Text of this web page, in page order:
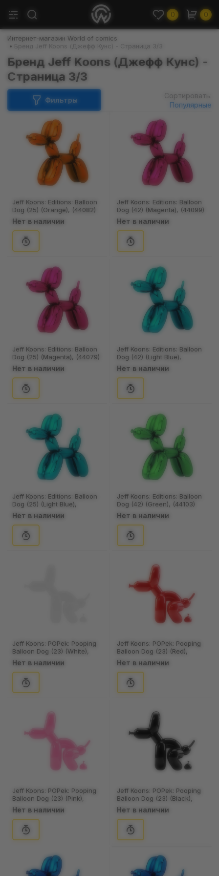
0 0
Интернет-магазин World of comics
Бренд Jeff Koons (Джефф Кунс) - Страница 3/3
Бренд Jeff Koons (Джефф Кунс) -
Страница 3/3
Фильтры
Сортировать:
Популярные
Jeff Koons: Editions: Balloon
Dog (25) (Orange), (44082)
Нет в наличии
Jeff Koons: Editions: Balloon
Dog (42) (Magenta), (44099)
Нет в наличии
Jeff Koons: Editions: Balloon
Dog (25) (Magenta), (44079)
Нет в наличии
Jeff Koons: Editions: Balloon
Dog (42) (Light Blue),
(44098)
Нет в наличии
Jeff Koons: Editions: Balloon
Dog (25) (Light Blue),
(44078)
Нет в наличии
Jeff Koons: Editions: Balloon
Dog (42) (Green), (44103)
Нет в наличии
Jeff Koons: POPek: Pooping
Balloon Dog (23) (White),
(45082)
Нет в наличии
Jeff Koons: POPek: Pooping
Balloon Dog (23) (Red),
(45083)
Нет в наличии
Jeff Koons: POPek: Pooping
Balloon Dog (23) (Pink),
(45084)
Нет в наличии
Jeff Koons: POPek: Pooping
Balloon Dog (23) (Black),
(45081)
Нет в наличии